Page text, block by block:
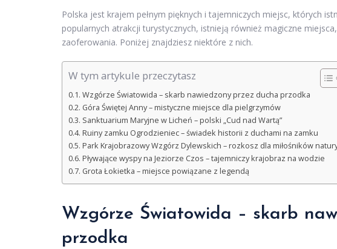
Polska jest krajem pełnym pięknych i tajemniczych miejsc, których
popularnych atrakcji turystycznych, istnieją również magiczne
zaoferowania. Poniżej znajdziesz niektóre z nich.
W tym artykule przeczytasz
Wzgórze Światowida – skarb nawiedzony przez ducha przodka
Góra Świętej Anny – mistyczne miejsce dla pielgrzymów
Sanktuarium Maryjne w Licheń – polski „Cud nad Wartą”
Ruiny zamku Ogrodzieniec – świadek historii z duchami na zamku
Park Krajobrazowy Wzgórz Dylewskich – rozkosz dla miłośników
Pływające wyspy na Jeziorze Czos – tajemniczy krajobraz na wodzie
Grota Łokietka – miejsce powiązane z legendą
Wzgórze Światowida – skarb
przodka